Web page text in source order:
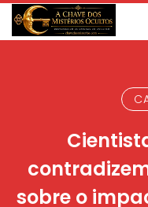
sobre o